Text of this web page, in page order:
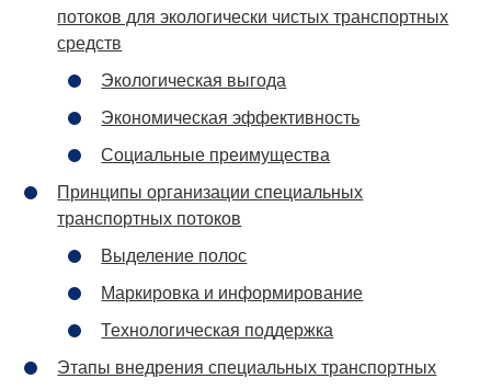
потоков для экологически чистых транспортных
средств
Экологическая выгода
Экономическая эффективность
Социальные преимущества
Принципы организации специальных
транспортных потоков
Выделение полос
Маркировка и информирование
Технологическая поддержка
Этапы внедрения специальных транспортных